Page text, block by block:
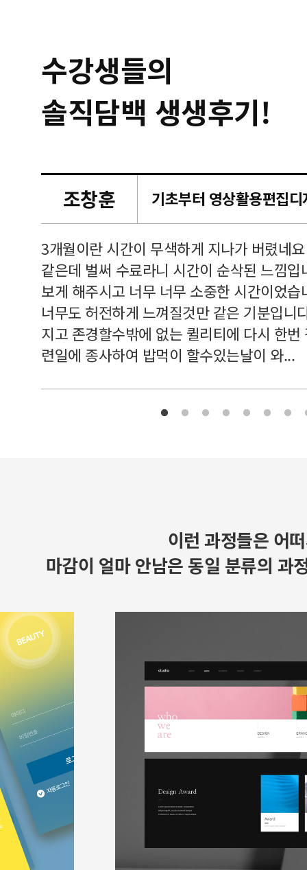
수강생들의
솔직담백 생생후기!
조창훈
3개월이란 시간이 무색하게 지나가 버렸네
같은데 벌써 수료라니 시간이 순삭된 느낌
보게 해주시고 너무 너무 소중한 시간이었
너무도 허전하게 느껴질것만 같은 기분입니
지고 존경할수밖에 없는 퀼리티에 다시 한
련일에 종사하여 밥먹이 할수있는날이 와...
이런 과정들은 어
마감이 얼마 안남은 동일 분류의 과